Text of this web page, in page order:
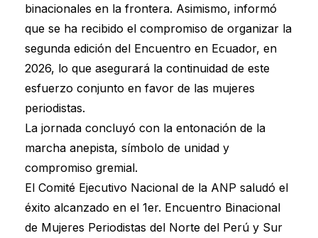
binacionales en la frontera. Asimismo, informó
que se ha recibido el compromiso de organizar la
segunda edición del Encuentro en Ecuador, en
2026, lo que asegurará la continuidad de este
esfuerzo conjunto en favor de las mujeres
periodistas.
La jornada concluyó con la entonación de la
marcha anepista, símbolo de unidad y
compromiso gremial.
El Comité Ejecutivo Nacional de la ANP saludó el
éxito alcanzado en el 1er. Encuentro Binacional
de Mujeres Periodistas del Norte del Perú y Sur